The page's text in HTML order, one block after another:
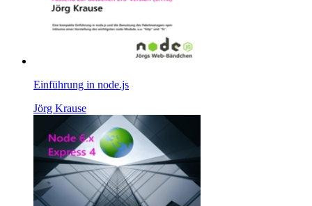
Einführung in node.js
Jörg Krause